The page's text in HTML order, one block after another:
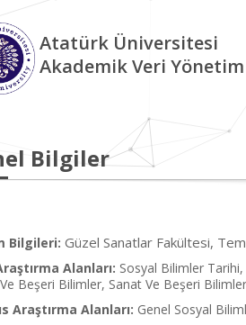
Atatürk Üniversitesi
Akademik Veri
Bilgiler
Bilgileri: Güzel Sanatlar Fakültesi,
Alanları: Sosyal Bilimler
Beşeri Bilimler, Sanat Ve Beşeri
Araştırma Alanları: Genel Sosyal